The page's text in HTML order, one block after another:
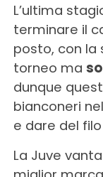
L’ultima
terminare il
posto, con la
torneo ma
dunque
bianconeri
e dare del
La Juve